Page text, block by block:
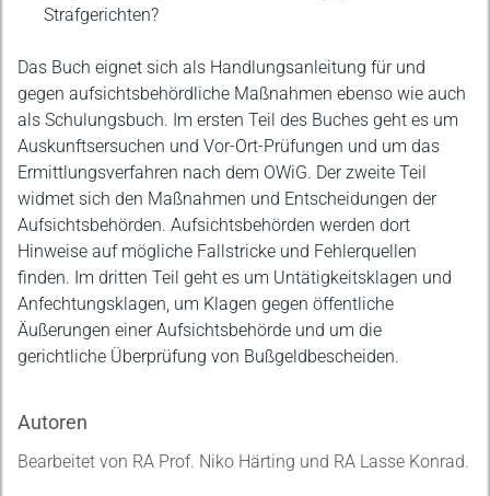
Strafgerichten?
Das Buch eignet sich als Handlungsanleitung für und
gegen aufsichtsbehördliche Maßnahmen ebenso wie auch
als Schulungsbuch. Im ersten Teil des Buches geht es um
Auskunftsersuchen und Vor-Ort-Prüfungen und um das
Ermittlungsverfahren nach dem OWiG. Der zweite Teil
widmet sich den Maßnahmen und Entscheidungen der
Aufsichtsbehörden. Aufsichtsbehörden werden dort
Hinweise auf mögliche Fallstricke und Fehlerquellen
finden. Im dritten Teil geht es um Untätigkeitsklagen und
Anfechtungsklagen, um Klagen gegen öffentliche
Äußerungen einer Aufsichtsbehörde und um die
gerichtliche Überprüfung von Bußgeldbescheiden.
Autoren
Bearbeitet von RA Prof. Niko Härting und RA Lasse Konrad.